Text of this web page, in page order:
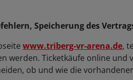
Speicherung des
www.triberg-vr-arena.de,
Ticketkäufe online und
ob und wie die